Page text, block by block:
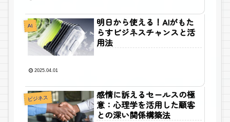
AI
明日から使える！AIがもた
らすビジネスチャンスと活
用法
2025.04.01
ビジネス
感情に訴えるセールスの極
意：心理学を活用した顧客
との深い関係構築法